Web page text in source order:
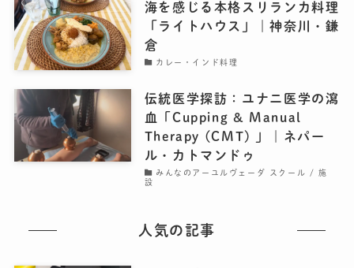
海を感じる本格スリランカ料理
「ライトハウス」｜神奈川・鎌
倉
カレー・インド料理
伝統医学探訪：ユナニ医学の瀉
血「Cupping & Manual
Therapy (CMT) 」｜ネパー
ル・カトマンドゥ
みんなのアーユルヴェーダ スクール / 施
設
人気の記事